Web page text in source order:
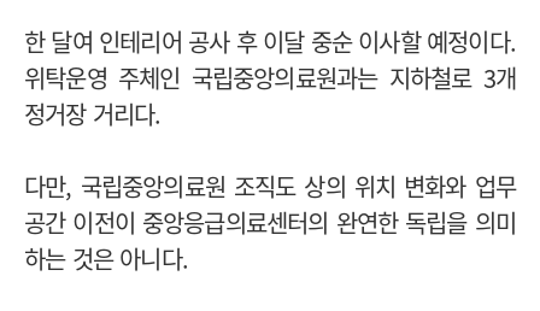
한 달여 인테리어 공사 후 이달 중순 이사할 예정이다.
위탁운영 주체인 국립중앙의료원과는 지하철로 3개
정거장 거리다.
다만, 국립중앙의료원 조직도 상의 위치 변화와 업무
공간 이전이 중앙응급의료센터의 완연한 독립을 의미
하는 것은 아니다.